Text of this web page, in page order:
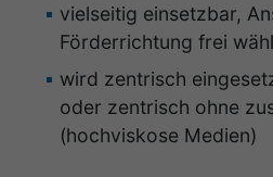
vielseitig einsetzbar,
Förderrichtung frei
wird zentrisch
oder zentrisch ohne
(hochviskose Medien)